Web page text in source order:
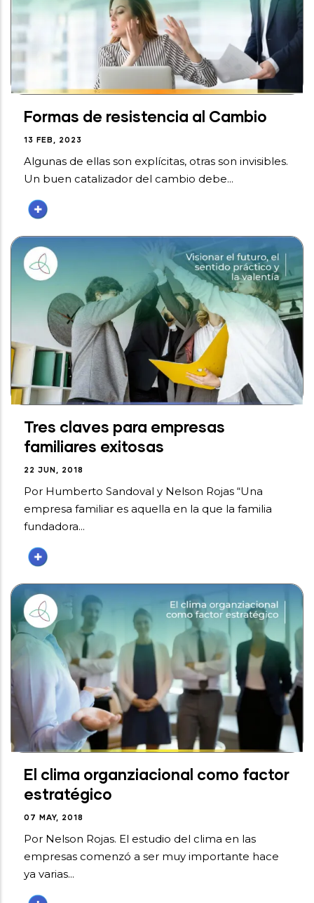
Formas de resistencia al Cambio
13 FEB, 2023
Algunas de ellas son explícitas, otras son invisibles.
Un buen catalizador del cambio debe...
Tres claves para empresas
familiares exitosas
22 JUN, 2018
Por Humberto Sandoval y Nelson Rojas “Una
empresa familiar es aquella en la que la familia
fundadora...
El clima organziacional como factor
estratégico
07 MAY, 2018
Por Nelson Rojas. El estudio del clima en las
empresas comenzó a ser muy importante hace
ya varias...